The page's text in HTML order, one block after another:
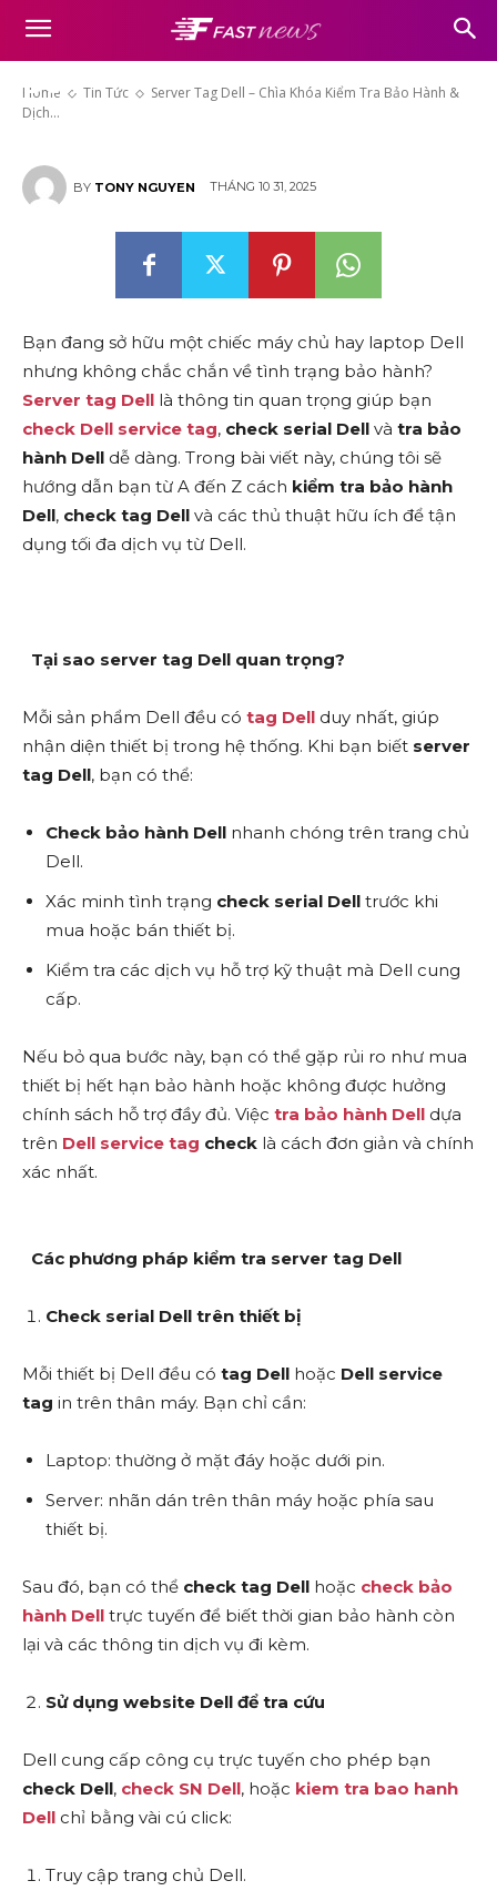
Home Tin Tức
Server Tag Dell – Chìa Khóa Kiểm Tra Bảo Hành &
Dịch...
Server Tag Dell – Chìa Khóa
Kiểm Tra Bảo Hành & Dịch Vụ
Dell
BY TONY NGUYEN THÁNG 10 31, 2025
Bạn đang sở hữu một chiếc máy chủ hay laptop Dell
nhưng không chắc chắn về tình trạng bảo hành?
Server tag Dell là thông tin quan trọng giúp bạn
check Dell service tag, check serial Dell và tra bảo
hành Dell dễ dàng. Trong bài viết này, chúng tôi sẽ
hướng dẫn bạn từ A đến Z cách kiểm tra bảo hành
Dell, check tag Dell và các thủ thuật hữu ích để tận
dụng tối đa dịch vụ từ Dell.
Tại sao server tag Dell quan trọng?
Mỗi sản phẩm Dell đều có tag Dell duy nhất, giúp
nhận diện thiết bị trong hệ thống. Khi bạn biết server
tag Dell, bạn có thể:
Check bảo hành Dell nhanh chóng trên trang chủ
Dell.
Xác minh tình trạng check serial Dell trước khi
mua hoặc bán thiết bị.
Kiểm tra các dịch vụ hỗ trợ kỹ thuật mà Dell cung
cấp.
Nếu bỏ qua bước này, bạn có thể gặp rủi ro như mua
thiết bị hết hạn bảo hành hoặc không được hưởng
chính sách hỗ trợ đầy đủ. Việc tra bảo hành Dell dựa
trên Dell service tag check là cách đơn giản và chính
xác nhất.
Các phương pháp kiểm tra server tag Dell
Check serial Dell trên thiết bị
Mỗi thiết bị Dell đều có tag Dell hoặc Dell service
tag in trên thân máy. Bạn chỉ cần:
Laptop: thường ở mặt đáy hoặc dưới pin.
Server: nhãn dán trên thân máy hoặc phía sau
thiết bị.
Sau đó, bạn có thể check tag Dell hoặc check bảo
hành Dell trực tuyến để biết thời gian bảo hành còn
lại và các thông tin dịch vụ đi kèm.
Sử dụng website Dell để tra cứu
Dell cung cấp công cụ trực tuyến cho phép bạn
check Dell, check SN Dell, hoặc kiem tra bao hanh
Dell chỉ bằng vài cú click:
Truy cập trang chủ Dell.